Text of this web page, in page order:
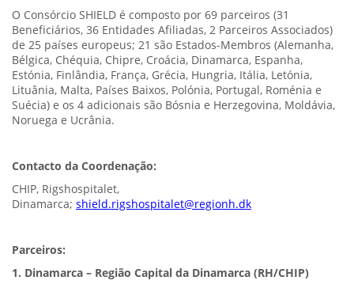
O Consórcio SHIELD é composto por 69 parceiros (31
Beneficiários, 36 Entidades Afiliadas, 2 Parceiros Associados)
de 25 países europeus; 21 são Estados-Membros (Alemanha,
Bélgica, Chéquia, Chipre, Croácia, Dinamarca, Espanha,
Estónia, Finlândia, França, Grécia, Hungria, Itália, Letónia,
Lituânia, Malta, Países Baixos, Polónia, Portugal, Roménia e
Suécia) e os 4 adicionais são Bósnia e Herzegovina, Moldávia,
Noruega e Ucrânia.
Contacto da Coordenação:
CHIP, Rigshospitalet,
Dinamarca; shield.rigshospitalet@regionh.dk
Parceiros:
1. Dinamarca – Região Capital da Dinamarca (RH/CHIP)